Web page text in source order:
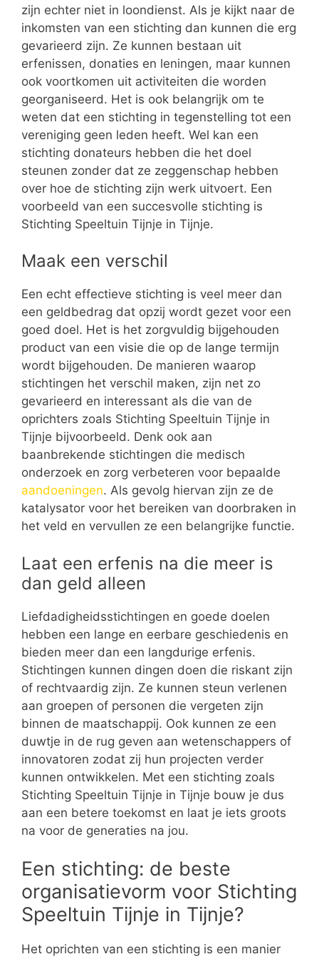
zijn echter niet in loondienst. Als je kijkt naar de
inkomsten van een stichting dan kunnen die erg
gevarieerd zijn. Ze kunnen bestaan uit
erfenissen, donaties en leningen, maar kunnen
ook voortkomen uit activiteiten die worden
georganiseerd. Het is ook belangrijk om te
weten dat een stichting in tegenstelling tot een
vereniging geen leden heeft. Wel kan een
stichting donateurs hebben die het doel
steunen zonder dat ze zeggenschap hebben
over hoe de stichting zijn werk uitvoert. Een
voorbeeld van een succesvolle stichting is
Stichting Speeltuin Tijnje in Tijnje.
Maak een verschil
Een echt effectieve stichting is veel meer dan
een geldbedrag dat opzij wordt gezet voor een
goed doel. Het is het zorgvuldig bijgehouden
product van een visie die op de lange termijn
wordt bijgehouden. De manieren waarop
stichtingen het verschil maken, zijn net zo
gevarieerd en interessant als die van de
oprichters zoals Stichting Speeltuin Tijnje in
Tijnje bijvoorbeeld. Denk ook aan
baanbrekende stichtingen die medisch
onderzoek en zorg verbeteren voor bepaalde
aandoeningen. Als gevolg hiervan zijn ze de
katalysator voor het bereiken van doorbraken in
het veld en vervullen ze een belangrijke functie.
Laat een erfenis na die meer is
dan geld alleen
Liefdadigheidsstichtingen en goede doelen
hebben een lange en eerbare geschiedenis en
bieden meer dan een langdurige erfenis.
Stichtingen kunnen dingen doen die riskant zijn
of rechtvaardig zijn. Ze kunnen steun verlenen
aan groepen of personen die vergeten zijn
binnen de maatschappij. Ook kunnen ze een
duwtje in de rug geven aan wetenschappers of
innovatoren zodat zij hun projecten verder
kunnen ontwikkelen. Met een stichting zoals
Stichting Speeltuin Tijnje in Tijnje bouw je dus
aan een betere toekomst en laat je iets groots
na voor de generaties na jou.
Een stichting: de beste
organisatievorm voor Stichting
Speeltuin Tijnje in Tijnje?
Het oprichten van een stichting is een manier